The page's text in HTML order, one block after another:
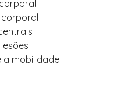
corporal
a mobilidade